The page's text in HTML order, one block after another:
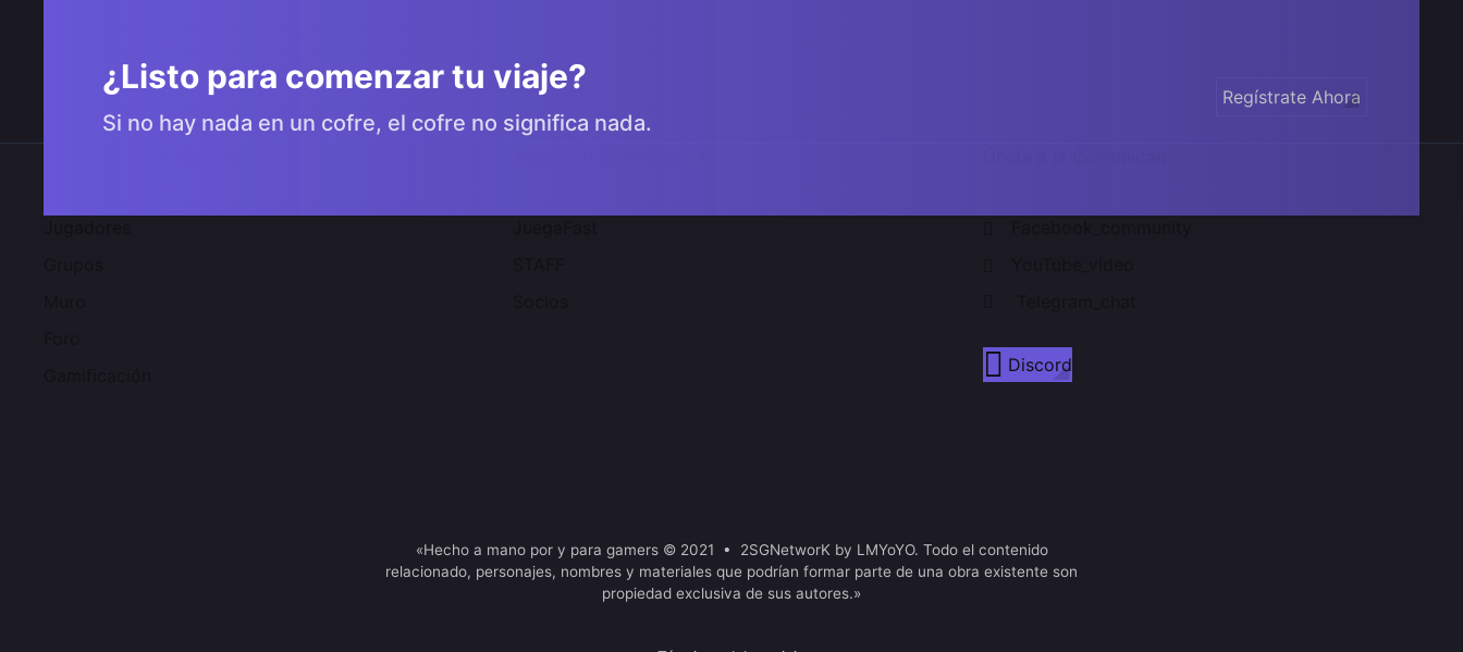
¿Listo para comenzar tu viaje?
Si no hay nada en un cofre, el cofre no significa nada.
Regístrate Ahora
Discord
«Hecho a mano por y para gamers © 2021 • 2SGNetworK by LMYoYO. Todo el contenido
relacionado, personajes, nombres y materiales que podrían formar parte de una obra existente son
propiedad exclusiva de sus autores.»